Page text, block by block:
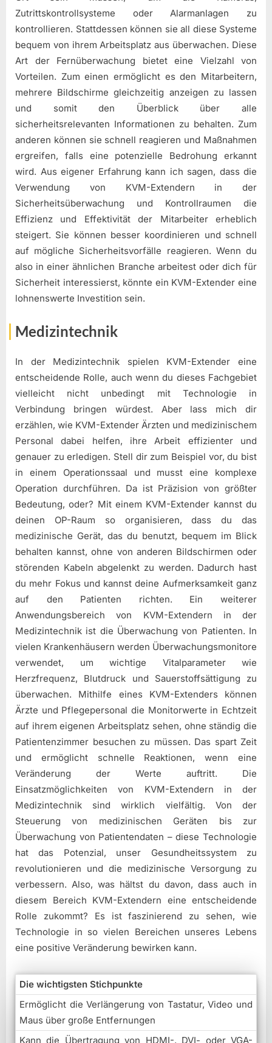
Zutrittskontrollsysteme oder Alarmanlagen zu
kontrollieren. Stattdessen können sie all diese Systeme
bequem von ihrem Arbeitsplatz aus überwachen. Diese
Art der Fernüberwachung bietet eine Vielzahl von
Vorteilen. Zum einen ermöglicht es den Mitarbeitern,
mehrere Bildschirme gleichzeitig anzeigen zu lassen
und somit den Überblick über alle
sicherheitsrelevanten Informationen zu behalten. Zum
anderen können sie schnell reagieren und Maßnahmen
ergreifen, falls eine potenzielle Bedrohung erkannt
wird. Aus eigener Erfahrung kann ich sagen, dass die
Verwendung von KVM-Extendern in der
Sicherheitsüberwachung und Kontrollraumen die
Effizienz und Effektivität der Mitarbeiter erheblich
steigert. Sie können besser koordinieren und schnell
auf mögliche Sicherheitsvorfälle reagieren. Wenn du
also in einer ähnlichen Branche arbeitest oder dich für
Sicherheit interessierst, könnte ein KVM-Extender eine
lohnenswerte Investition sein.
Medizintechnik
In der Medizintechnik spielen KVM-Extender eine
entscheidende Rolle, auch wenn du dieses Fachgebiet
vielleicht nicht unbedingt mit Technologie in
Verbindung bringen würdest. Aber lass mich dir
erzählen, wie KVM-Extender Ärzten und medizinischem
Personal dabei helfen, ihre Arbeit effizienter und
genauer zu erledigen. Stell dir zum Beispiel vor, du bist
in einem Operationssaal und musst eine komplexe
Operation durchführen. Da ist Präzision von größter
Bedeutung, oder? Mit einem KVM-Extender kannst du
deinen OP-Raum so organisieren, dass du das
medizinische Gerät, das du benutzt, bequem im Blick
behalten kannst, ohne von anderen Bildschirmen oder
störenden Kabeln abgelenkt zu werden. Dadurch hast
du mehr Fokus und kannst deine Aufmerksamkeit ganz
auf den Patienten richten. Ein weiterer
Anwendungsbereich von KVM-Extendern in der
Medizintechnik ist die Überwachung von Patienten. In
vielen Krankenhäusern werden Überwachungsmonitore
verwendet, um wichtige Vitalparameter wie
Herzfrequenz, Blutdruck und Sauerstoffsättigung zu
überwachen. Mithilfe eines KVM-Extenders können
Ärzte und Pflegepersonal die Monitorwerte in Echtzeit
auf ihrem eigenen Arbeitsplatz sehen, ohne ständig die
Patientenzimmer besuchen zu müssen. Das spart Zeit
und ermöglicht schnelle Reaktionen, wenn eine
Veränderung der Werte auftritt. Die
Einsatzmöglichkeiten von KVM-Extendern in der
Medizintechnik sind wirklich vielfältig. Von der
Steuerung von medizinischen Geräten bis zur
Überwachung von Patientendaten – diese Technologie
hat das Potenzial, unser Gesundheitssystem zu
revolutionieren und die medizinische Versorgung zu
verbessern. Also, was hältst du davon, dass auch in
diesem Bereich KVM-Extendern eine entscheidende
Rolle zukommt? Es ist faszinierend zu sehen, wie
Technologie in so vielen Bereichen unseres Lebens
eine positive Veränderung bewirken kann.
Die wichtigsten Stichpunkte
Ermöglicht die Verlängerung von Tastatur, Video und
Maus über große Entfernungen
Kann die Übertragung von HDMI-, DVI- oder VGA-